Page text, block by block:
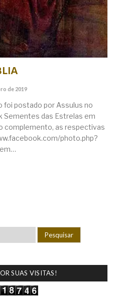
de 2019
postado por Assulus no
Sementes das Estrelas em
complemento, as respectivas
photo.php?
SUAS VISITAS!